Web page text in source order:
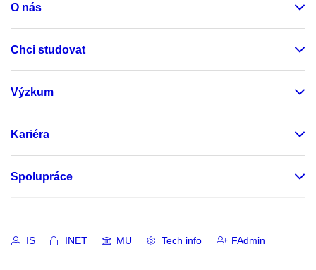
O nás
Chci studovat
Výzkum
Kariéra
Spolupráce
IS INET MU Tech info FAdmin